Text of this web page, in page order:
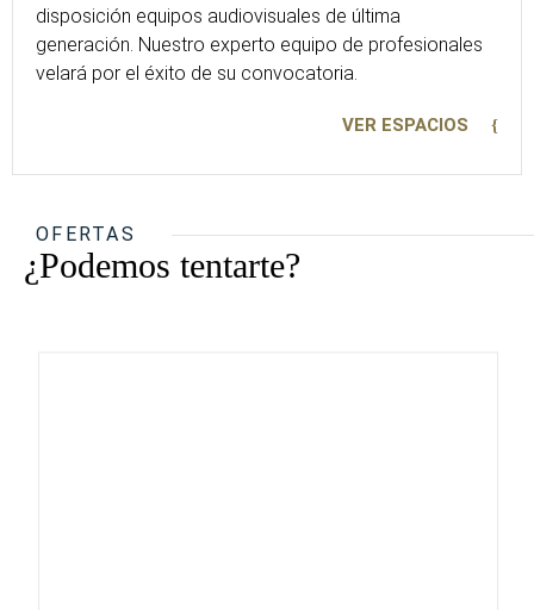
disposición equipos audiovisuales de última
generación. Nuestro experto equipo de profesionales
velará por el éxito de su convocatoria.
VER ESPACIOS
OFERTAS
¿Podemos tentarte?